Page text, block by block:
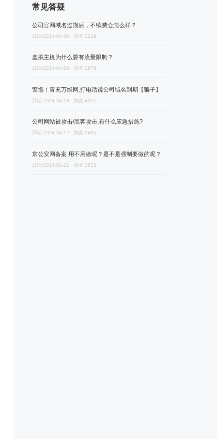
常见答疑
公司官网域名过期后，不续费会怎么样？
日期:2024-04-30 浏览:3219
虚拟主机为什么要有流量限制？
日期:2024-04-28 浏览:2676
警惕！冒充万维网,打电话说公司域名到期【骗子】
日期:2024-04-18 浏览:4357
公司网站被攻击/黑客攻击,有什么应急措施?
日期:2024-04-12 浏览:2435
京公安网备案 用不用做呢？是不是强制要做的呢？
日期:2024-01-11 浏览:2633